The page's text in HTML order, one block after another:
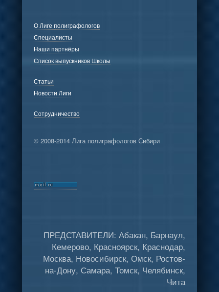
О Лиге полиграфологов
Специалисты
Наши партнёры
Список выпускников Школы
Статьи
Новости Лиги
Сотрудничество
© 2008-2014 Лига полиграфологов Сибири
ПРЕДСТАВИТЕЛИ: Абакан, Барнаул,
Кемерово, Красноярск, Краснодар,
Москва, Новосибирск, Омск, Ростов-
на-Дону, Самара, Томск, Челябинск,
Чита